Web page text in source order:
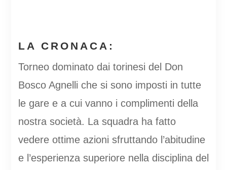
LA CRONACA:
Torneo dominato dai torinesi del Don
Bosco Agnelli che si sono imposti in tutte
le gare e a cui vanno i complimenti della
nostra società. La squadra ha fatto
vedere ottime azioni sfruttando l’abitudine
e l’esperienza superiore nella disciplina del